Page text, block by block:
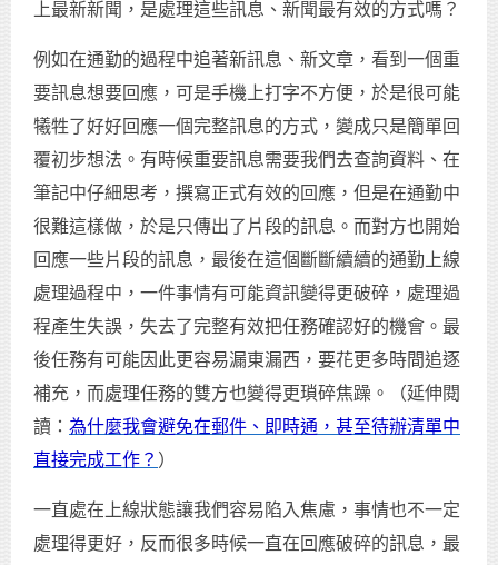
上最新新聞，是處理這些訊息、新聞最有效的方式嗎？
例如在通勤的過程中追著新訊息、新文章，看到一個重
要訊息想要回應，可是手機上打字不方便，於是很可能
犧牲了好好回應一個完整訊息的方式，變成只是簡單回
覆初步想法。有時候重要訊息需要我們去查詢資料、在
筆記中仔細思考，撰寫正式有效的回應，但是在通勤中
很難這樣做，於是只傳出了片段的訊息。而對方也開始
回應一些片段的訊息，最後在這個斷斷續續的通勤上線
處理過程中，一件事情有可能資訊變得更破碎，處理過
程產生失誤，失去了完整有效把任務確認好的機會。最
後任務有可能因此更容易漏東漏西，要花更多時間追逐
補充，而處理任務的雙方也變得更瑣碎焦躁。（延伸閱
讀： 為什麼我會避免在郵件、即時通，甚至待辦清單中
直接完成工作？ ）
一直處在上線狀態讓我們容易陷入焦慮，事情也不一定
處理得更好，反而很多時候一直在回應破碎的訊息，最